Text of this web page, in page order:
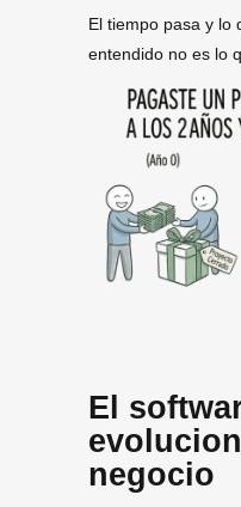
El tiempo pasa y lo
entendido no es lo
El
negocio